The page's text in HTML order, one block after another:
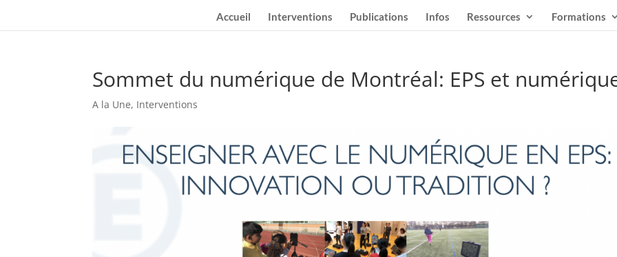
Accueil Interventions Publications Infos Ressources Formations
Sommet du numérique de Montréal: EPS et
A la Une, Interventions